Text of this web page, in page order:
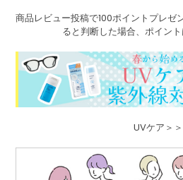
商品レビュー投稿で100ポイントプレゼ
ると判断した場合、ポイン
UVケア＞＞